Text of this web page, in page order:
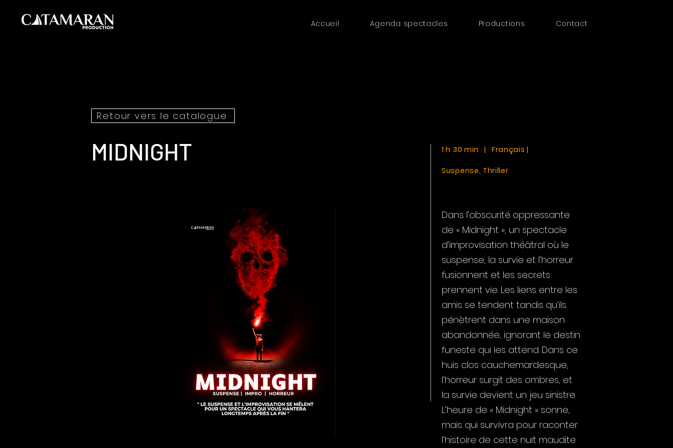
Accueil Agenda spectacles Productions Contact
Retour vers le catalogue
MIDNIGHT 1 h 30 min | Français |
Suspense, Thriller
Dans l’obscurité oppressante
de « Midnight », un spectacle
d’improvisation théâtral où le
suspense, la survie et l’horreur
fusionnent et les secrets
prennent vie. Les liens entre les
amis se tendent tandis qu’ils
pénètrent dans une maison
abandonnée, ignorant le destin
funeste qui les attend. Dans ce
huis clos cauchemardesque,
l’horreur surgit des ombres, et
la survie devient un jeu sinistre.
L’heure de « Midnight » sonne,
mais qui survivra pour raconter
l’histoire de cette nuit maudite